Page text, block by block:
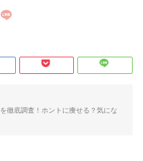
徹底調査！ホントに痩せる？気にな